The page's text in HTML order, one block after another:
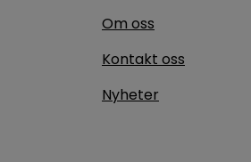
Om oss
Kontakt oss
Nyheter